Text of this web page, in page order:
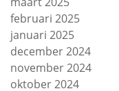
februari 2025
januari 2025
december 2024
november 2024
oktober 2024